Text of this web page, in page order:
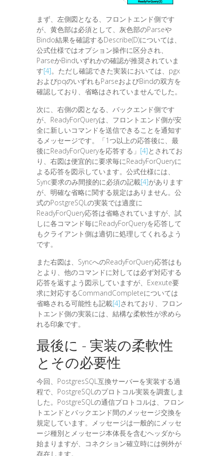
まず、左側図となる、フロントエンド側です
が、黄色部は必須として、灰色部のParseや
Bindo結果を確認するDescribe(D)については、
公式仕様ではオプション操作に区分され、
ParseかBindいずれかの確認が推奨されていま
す[4]。ただし確認できた実装においては、pgx
およびpqのいずれもParseおよびBindの双方を
確認しており、省略はされていませんでした。
次に、右側の図となる、バックエンド側です
が、ReadyForQueryは、フロントエンド側が安
全に新しいコマンドを送信できることを通知す
るメッセージです。「1つ以上の応答後に、最
後にReadyForQueryを応答する」 [4]とされてお
り、右図は便宜的に要求毎にReadyForQueryに
よる応答を図示しています。公式仕様には、
Sync要求のみ間接的に必須の記載[4]があります
が、明確な省略に関する規定はありません。公
式のPostgreSQLの実装では適度に
ReadyForQuery応答は省略されていますが、試
しに各コマンド毎にReadyForQueryを応答して
もクライアント側は適切に処理してくれるよう
です。
また右図は、SyncへのReadyForQuery応答はも
とより、他のコマンドに対しては必ず対応する
応答を返すよう図示していますが、Exexute要
求に対応するCommandCompleteについては
省略される可能性も記載[4]されており、フロン
トエンド側の実装には、結構な柔軟性が求めら
れる印象です。
最後に - 実装の柔軟性
とその必要性
今回、PostgresSQL互換サーバーを実装する過
程で、PostgreSQLのプロトコル実装を調査しま
した。PostgreSQLの通信プロトコルは、フロン
トエンドとバックエンド間のメッセージ交換を
規定しています。メッセージは一般的にメッセ
ージ種別とメッセージ本体長を含むヘッダから
始まりますが、コネクション確立時には例外が
存在します。